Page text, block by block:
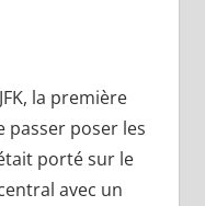
la première
passer poser les
porté sur le
avec un